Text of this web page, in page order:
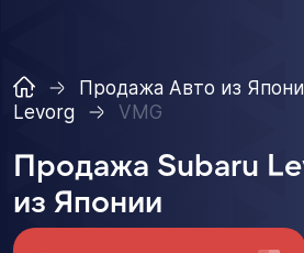
Продажа Авто из
Levorg
VMG
Продажа Subaru
из Японии